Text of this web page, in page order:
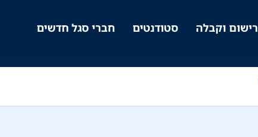
רישום וקבלה סטודנטים חברי סגל חדשים